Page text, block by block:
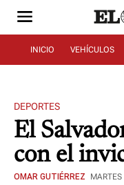
INICIO VEHÍCULOS
DEPORTES
El
con el
OMAR GUTIÉRREZ